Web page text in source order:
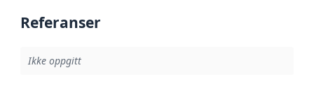
Referanser
Ikke oppgitt